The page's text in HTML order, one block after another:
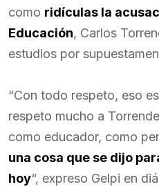
como ridículas la
Educación, Carlos
estudios por
“Con todo respeto, eso
respeto mucho a
como educador, como
una cosa que se dijo
hoy“, expreso Gelpi en